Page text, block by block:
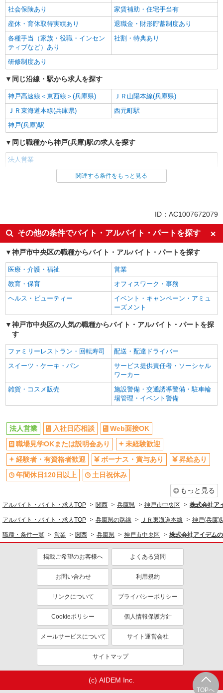
社会保険あり
家賃補助・住宅手当有
産休・育休取得実績あり
退職金・財形貯蓄制度あり
各種手当（家族・役職・インセン
ティブなど）あり
社割・特典あり
研修制度あり
同じ沿線・駅から求人を探す
神戸高速線＜東西線＞(兵庫県)
ＪＲ山陽本線(兵庫県)
ＪＲ東海道本線(兵庫県)
西元町駅
神戸(兵庫)駅
同じ職種から神戸(兵庫)駅の求人を探す
法人営業
同じ雇用形態から神戸(兵庫)駅の求人を探す
入社日応相談
Web面接OK
職場見学OKまたは説明会あり
未経験歓迎
経験者・有資格者歓迎
ボーナス・賞与あり
昇給あり
年間休日120日以上
土日祝休み
交通費支給
社会保険あり
家賃補助・住宅手当有
産休・育休取得実績あり
退職金・財形貯蓄制度あり
各種手当（家族・役職・インセン
ティブなど）あり
社割・特典あり
研修制度あり
同じ職種から求人を探す
営業
同じ特徴から求人を探す
未経験歓迎
ボーナス・賞与あり
土日祝休み
交通費支給
社会保険あり
産休・育休取得実績あり
関連する条件をもっと見る
ID：AC1007672079
その他の条件でバイト・アルバイト・パートを探す
神戸市中央区の職種からバイト・アルバイト・パートを探す
医療・介護・福祉
営業
教育・保育
オフィスワーク・事務
ヘルス・ビューティー
イベント・キャンペーン・アミュ
ーズメント
神戸市中央区の人気の職種からバイト・アルバイト・パートを探
す
ファミリーレストラン・回転寿司
配送・配達ドライバー
スイーツ・ケーキ・パン
サービス提供責任者・ソーシャル
ワーカー
雑貨・コスメ販売
施設警備・交通誘導警備・駐車輪
場管理・イベント警備
TOPへ
法人営業 入社日応相談
Web面接OK
職場見学OKまたは説明会あり
未経験歓迎
経験者・有資格者歓迎
ボーナス・賞与あり
昇給あり
年間休日120日以上
土日祝休み
もっと見る
アルバイト・バイト・求人TOP 関西 兵庫県 神戸市中央区 株式会社ア
アルバイト・バイト・求人TOP 兵庫県の路線 ＪＲ東海道本線 神戸(兵庫)
職種・条件一覧 営業 関西 兵庫県 神戸市中央区 株式会社アイデム
掲載ご希望のお客様へ よくある質問
お問い合わせ 利用規約
リンクについて プライバシーポリシー
Cookieポリシー 個人情報保護方針
メールサービスについて サイト運営会社
サイトマップ
(c) AIDEM Inc.